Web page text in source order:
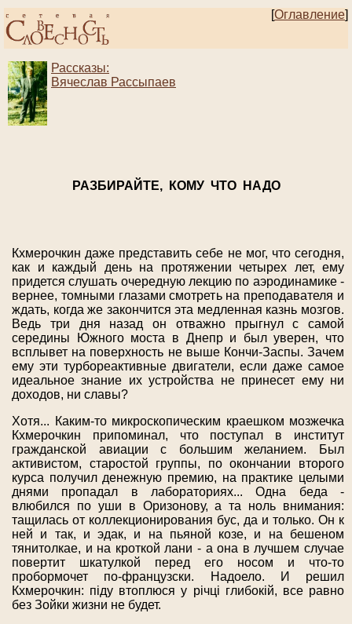
[Оглавление]
Рассказы:
Вячеслав Рассыпаев
РАЗБИРАЙТЕ, КОМУ ЧТО НАДО
Кхмерочкин даже представить себе не мог, что сегодня,
как и каждый день на протяжении четырех лет, ему
придется слушать очередную лекцию по аэродинамике -
вернее, томными глазами смотреть на преподавателя и
ждать, когда же закончится эта медленная казнь мозгов.
Ведь три дня назад он отважно прыгнул с самой
середины Южного моста в Днепр и был уверен, что
всплывет на поверхность не выше Кончи-Заспы. Зачем
ему эти турбореактивные двигатели, если даже самое
идеальное знание их устройства не принесет ему ни
доходов, ни славы?
Хотя... Каким-то микроскопическим краешком мозжечка
Кхмерочкин припоминал, что поступал в институт
гражданской авиации с большим желанием. Был
активистом, старостой группы, по окончании второго
курса получил денежную премию, на практике целыми
днями пропадал в лабораториях... Одна беда -
влюбился по уши в Оризонову, а та ноль внимания:
тащилась от коллекционирования бус, да и только. Он к
ней и так, и эдак, и на пьяной козе, и на бешеном
тянитолкае, и на кроткой лани - а она в лучшем случае
повертит шкатулкой перед его носом и что-то
пробормочет по-французски. Надоело. И решил
Кхмерочкин: пiду втоплюся у рiчцi глибокiй, все равно
без Зойки жизни не будет.